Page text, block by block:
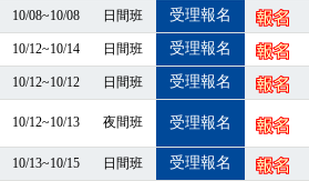
10/08~10/08 日間班 受理報名
10/12~10/14 日間班 受理報名
10/12~10/12 日間班 受理報名
10/12~10/13 夜間班 受理報名
10/13~10/15 日間班 受理報名